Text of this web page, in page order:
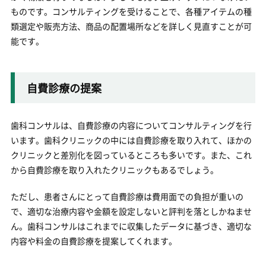
ものです。コンサルティングを受けることで、各種アイテムの種
類選定や販売方法、商品の配置場所などを詳しく見直すことが可
能です。
自費診療の提案
歯科コンサルは、自費診療の内容についてコンサルティングを行
います。歯科クリニックの中には自費診療を取り入れて、ほかの
クリニックと差別化を図っているところも多いです。また、これ
から自費診療を取り入れたクリニックもあるでしょう。
ただし、患者さんにとって自費診療は費用面での負担が重いの
で、適切な治療内容や金額を設定しないと評判を落としかねませ
ん。歯科コンサルはこれまでに収集したデータに基づき、適切な
内容や料金の自費診療を提案してくれます。